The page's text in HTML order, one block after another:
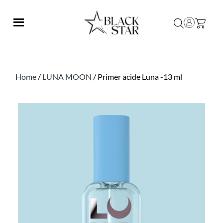
Home / LUNA MOON / Primer acide Luna -13 ml